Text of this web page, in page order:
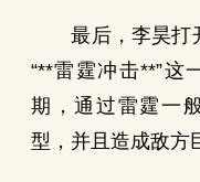
最后，李昊打开
“**雷霆冲击**”这
期，通过雷霆一
型，并且造成敌方